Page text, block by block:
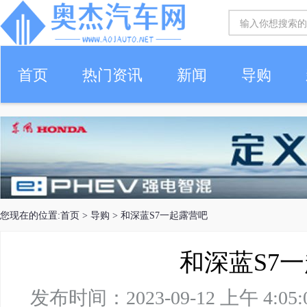
首页 热门资讯 新闻 导购
您现在的位置:首页 > 导购 > 和深蓝S7一起露营吧
和深蓝S7
发布时间：2023-09-12 上午